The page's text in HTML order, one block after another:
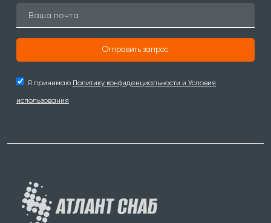
Отправить запрос
Я принимаю Политику конфиденциальности и Условия
использования